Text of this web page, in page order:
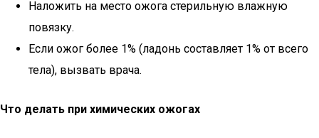
Наложить на место ожога стерильную влажную
повязку.
Если ожог более 1% (ладонь составляет 1% от всего
тела), вызвать врача.
Что делать при химических ожогах